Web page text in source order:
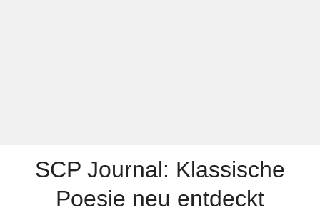
SCP Journal: Klassische
Poesie neu entdeckt